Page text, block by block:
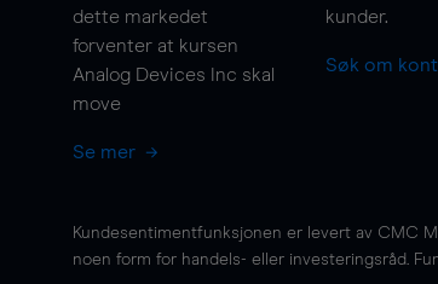
dette markedet
forventer at kursen
Analog Devices Inc skal
move
Se mer
kunder.
Søk om
Kundesentimentfunksjonen er levert av CMC
noen form for handels- eller investeringsråd.